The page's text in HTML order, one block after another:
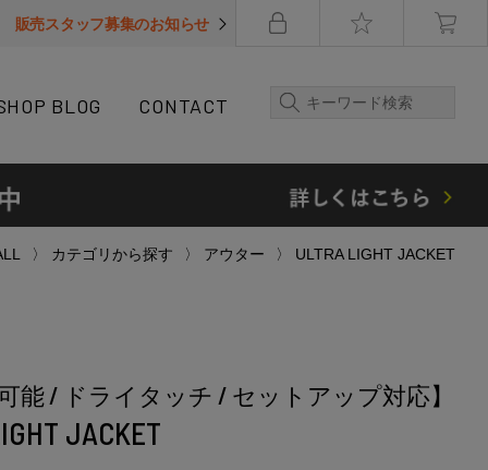
販売スタッフ募集のお知らせ
BLOG CONTACT
カテゴリから探す アウター ULTRA LIGHT JACKET
能 / ドライタッチ / セットアップ対応】
JACKET